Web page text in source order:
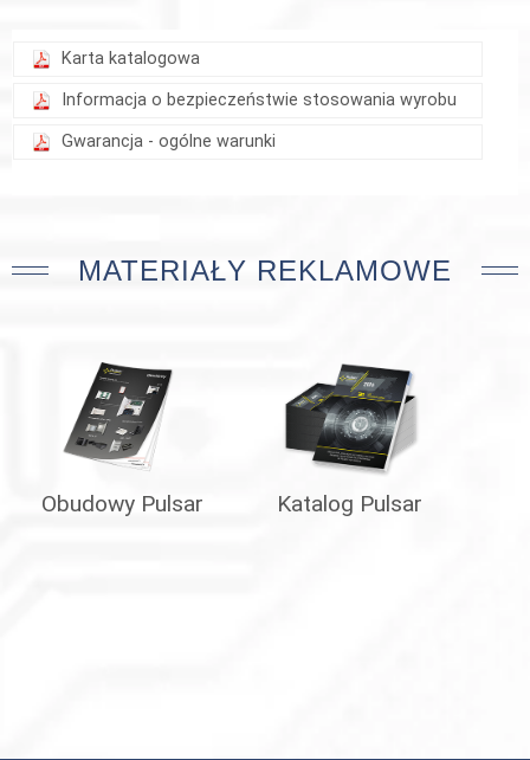
Karta katalogowa
Informacja o bezpieczeństwie stosowania wyrobu
Gwarancja - ogólne warunki
MATERIAŁY REKLAMOWE
Obudowy Pulsar Katalog Pulsar